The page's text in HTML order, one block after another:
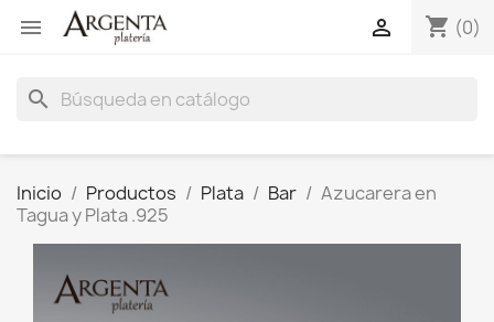
 shopping_cart (0)

search
Inicio Productos Plata Bar
Azucarera en
Tagua y Plata .925